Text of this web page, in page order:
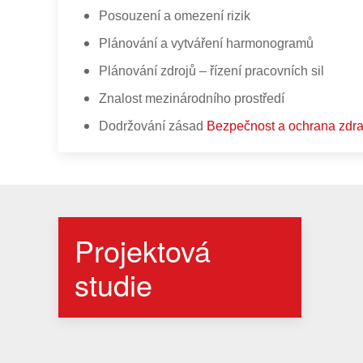
Posouzení a omezení rizik
Plánování a vytváření harmonogramů
Plánování zdrojů – řízení pracovních sil
Znalost mezinárodního prostředí
Dodržování zásad Bezpečnost a ochrana
Projektová
studie